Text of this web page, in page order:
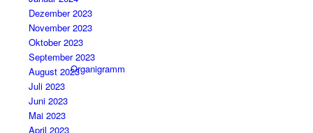
Organigramm
Dezember 2023
November 2023
Oktober 2023
September 2023
August 2023
Juli 2023
Juni 2023
Mai 2023
April 2023